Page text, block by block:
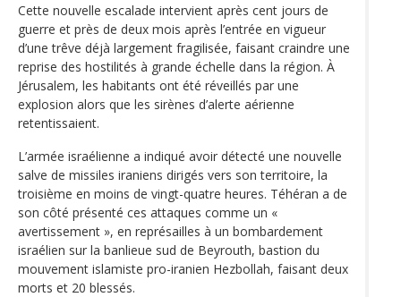
Cette nouvelle escalade intervient après cent jours de
guerre et près de deux mois après l’entrée en vigueur
d’une trêve déjà largement fragilisée, faisant craindre une
reprise des hostilités à grande échelle dans la région. À
Jérusalem, les habitants ont été réveillés par une
explosion alors que les sirènes d’alerte aérienne
retentissaient.
L’armée israélienne a indiqué avoir détecté une nouvelle
salve de missiles iraniens dirigés vers son territoire, la
troisième en moins de vingt-quatre heures. Téhéran a de
son côté présenté ces attaques comme un «
avertissement », en représailles à un bombardement
israélien sur la banlieue sud de Beyrouth, bastion du
mouvement islamiste pro-iranien Hezbollah, faisant deux
morts et 20 blessés.